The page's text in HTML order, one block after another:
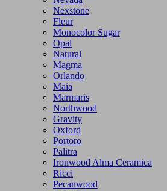
Nexstone
Fleur
Monocolor Sugar
Opal
Natural
Magma
Orlando
Maia
Marmaris
Northwood
Gravity
Oxford
Portoro
Palitra
Ironwood Alma Ceramica
Ricci
Pecanwood